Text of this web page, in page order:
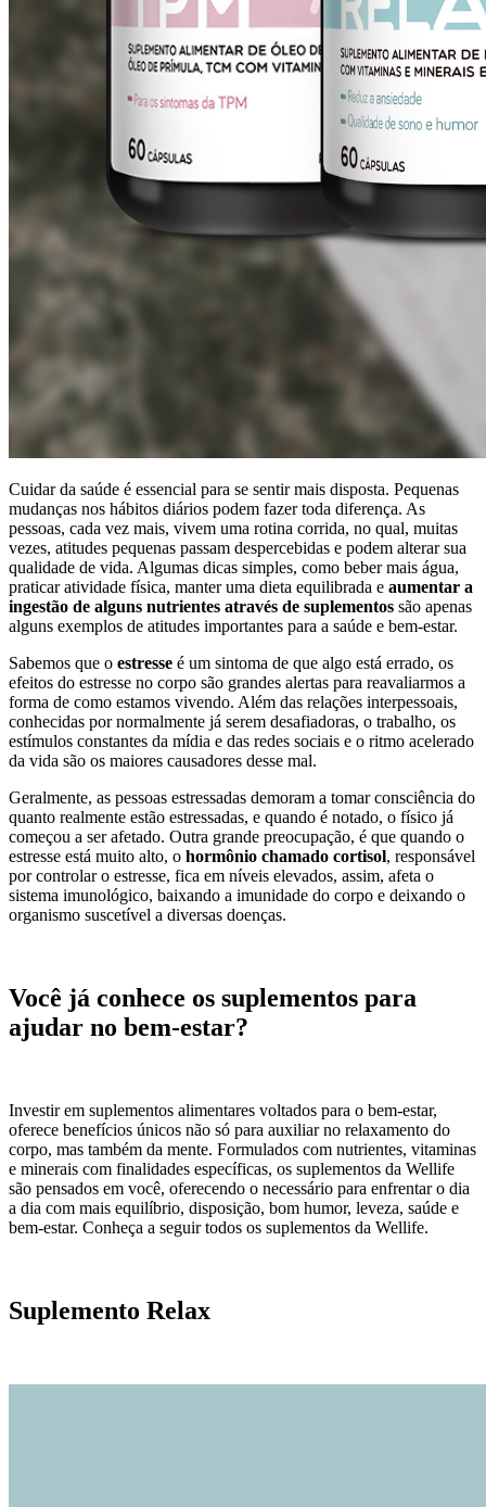
Cuidar da saúde é essencial para se sentir mais disposta. Pequenas
mudanças nos hábitos diários podem fazer toda diferença. As
pessoas, cada vez mais, vivem uma rotina corrida, no qual, muitas
vezes, atitudes pequenas passam despercebidas e podem alterar sua
qualidade de vida. Algumas dicas simples, como beber mais água,
praticar atividade física, manter uma dieta equilibrada e aumentar a
ingestão de alguns nutrientes através de suplementos são apenas
alguns exemplos de atitudes importantes para a saúde e bem-estar.
Sabemos que o estresse é um sintoma de que algo está errado, os
efeitos do estresse no corpo são grandes alertas para reavaliarmos a
forma de como estamos vivendo. Além das relações interpessoais,
conhecidas por normalmente já serem desafiadoras, o trabalho, os
estímulos constantes da mídia e das redes sociais e o ritmo acelerado
da vida são os maiores causadores desse mal.
Geralmente, as pessoas estressadas demoram a tomar consciência do
quanto realmente estão estressadas, e quando é notado, o físico já
começou a ser afetado. Outra grande preocupação, é que quando o
estresse está muito alto, o hormônio chamado cortisol, responsável
por controlar o estresse, fica em níveis elevados, assim, afeta o
sistema imunológico, baixando a imunidade do corpo e deixando o
organismo suscetível a diversas doenças.
Você já conhece os suplementos para
ajudar no bem-estar?
Investir em suplementos alimentares voltados para o bem-estar,
oferece benefícios únicos não só para auxiliar no relaxamento do
corpo, mas também da mente. Formulados com nutrientes, vitaminas
e minerais com finalidades específicas, os suplementos da Wellife
são pensados em você, oferecendo o necessário para enfrentar o dia
a dia com mais equilíbrio, disposição, bom humor, leveza, saúde e
bem-estar. Conheça a seguir todos os suplementos da Wellife.
Suplemento Relax